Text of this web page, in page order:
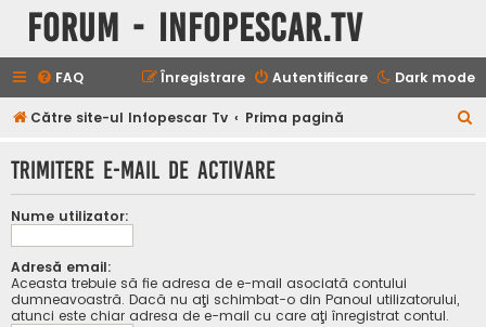
Forum - InfoPescar.Tv
Dark mode
FAQ Autentificare
Înregistrare
Către site-ul Infopescar Tv Prima pagină
t
Trimitere e-mail de activare
Nume utilizator:
Adresă email:
Aceasta trebuie să fie adresa de e-mail asociată contului
dumneavoastră. Dacă nu aţi schimbat-o din Panoul utilizatorului,
atunci este chiar adresa de e-mail cu care aţi înregistrat contul.